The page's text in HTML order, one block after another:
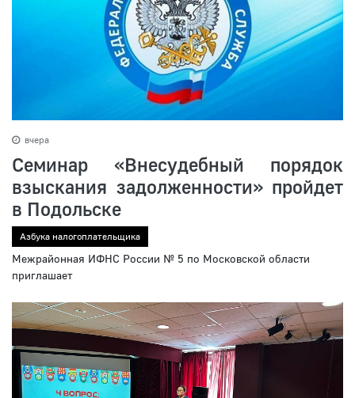
вчера
Семинар «Внесудебный порядок
взыскания задолженности» пройдет
в Подольске
Азбука налогоплательщика
Межрайонная ИФНС России № 5 по Московской области
приглашает